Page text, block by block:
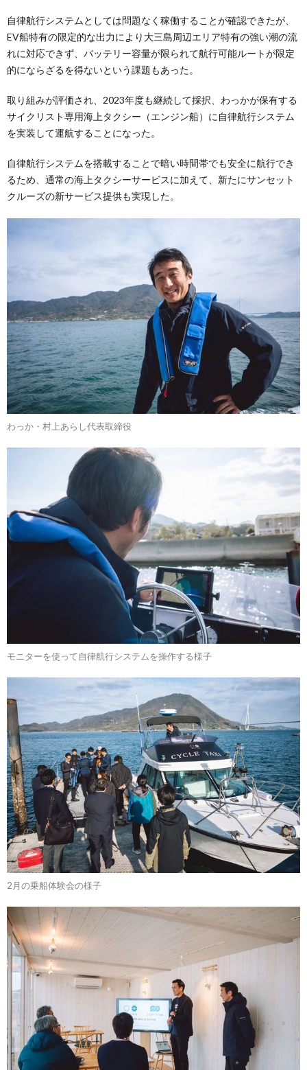
自律航行システムとしては問題なく稼働することが確認できたが、
EV船特有の限定的な出力により大三島周辺エリア特有の強い潮の流
れに対応できず、バッテリー容量が限られて航行可能ルートが限定
的にならざるを得ないという課題もあった。
取り組みが評価され、2023年度も継続して採択、わっかが保有する
サイクリスト専用海上タクシー（エンジン船）に自律航行システム
を実装して運航することになった。
自律航行システムを搭載することで暗い時間帯でも安全に航行でき
るため、通常の海上タクシーサービスに加えて、新たにサンセット
クルーズの新サービス提供も実現した。
わっか・村上あらし代表取締役
モニターを使って自律航行システムを操作する様子
2月の乗船体験会の様子